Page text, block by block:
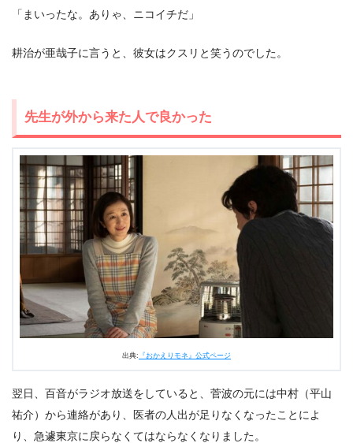
「まいったな。ありゃ、ニコイチだ」
耕治が亜哉子に言うと、彼女はクスリと笑うのでした。
先生が外から来た人で良かった
出典: 『おかえりモネ』公式ページ
翌日、百音がラジオ放送をしていると、菅波の元には中村（平山
祐介）から連絡があり、医者の人出が足りなくなったことによ
り、急遽東京に戻らなくてはならなくなりました。